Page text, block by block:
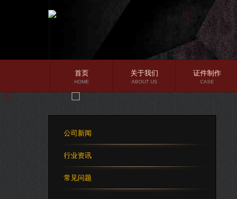
首页
HOME
关于我们
ABOUT US
证件制作
CASE
公司新闻
行业资讯
常见问题